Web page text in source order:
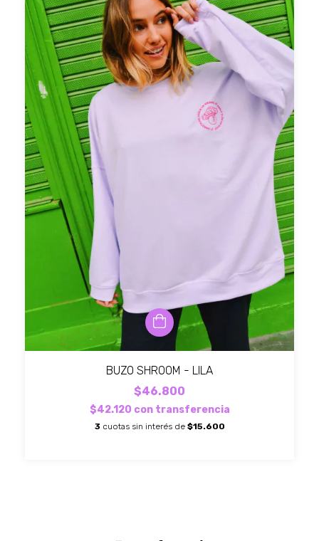
BUZO SHROOM - LILA
$46.800
$42.120 con transferencia
3 cuotas sin interés de $15.600